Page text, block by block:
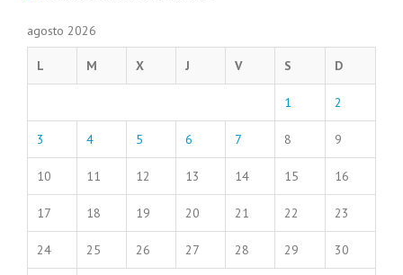
agosto 2026
L M X J V S D
1 2
3 4 5 6 7 8 9
10 11 12 13 14 15 16
17 18 19 20 21 22 23
24 25 26 27 28 29 30